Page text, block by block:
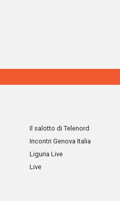
Il salotto di Telenord
Incontri Genova Italia
Liguria Live
Live